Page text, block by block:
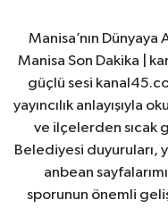
Manisa’nın Dünyaya
Manisa Son Dakika |
güçlü sesi
yayıncılık anlayışıyla
ve ilçelerden sıcak
Belediyesi duyuruları,
anbean
sporunun önemli